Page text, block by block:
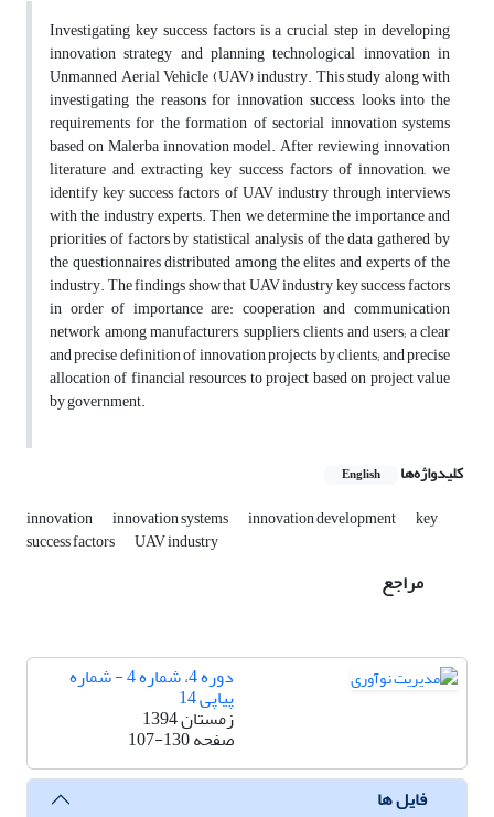
Investigating key success factors is a crucial step in developing
innovation strategy and planning technological innovation in
Unmanned Aerial Vehicle (UAV) industry. This study along with
investigating the reasons for innovation success, looks into the
requirements for the formation of sectorial innovation systems
based on Malerba innovation model. After reviewing innovation
literature and extracting key success factors of innovation, we
identify key success factors of UAV industry through interviews
with the industry experts. Then we determine the importance and
priorities of factors by statistical analysis of the data gathered by
the questionnaires distributed among the elites and experts of the
industry. The findings show that UAV industry key success factors
in order of importance are: cooperation and communication
network among manufacturers, suppliers, clients and users; a clear
and precise definition of innovation projects by clients; and precise
allocation of financial resources to project based on project value
by government.
کلیدواژه‌ها English
innovation innovation systems innovation development key
success factors UAV industry
مراجع
دوره 4، شماره 4 - شماره
پیاپی 14
زمستان 1394
صفحه107-130
فایل ها